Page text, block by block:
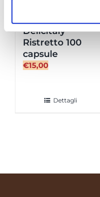
Delicitaly
Ristretto 100
capsule
€15,00
Dettagli